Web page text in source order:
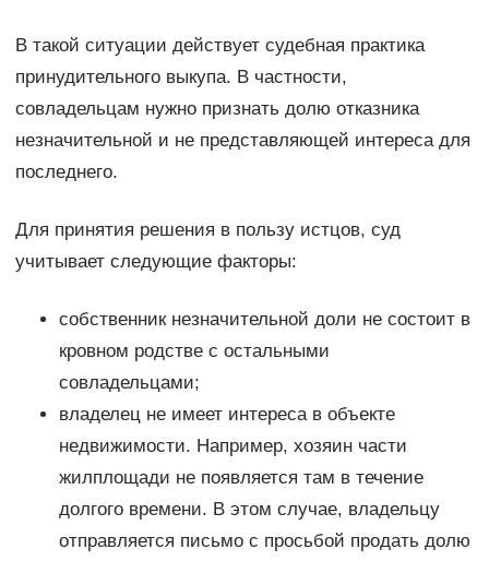
В такой ситуации действует судебная практика
принудительного выкупа. В частности,
совладельцам нужно признать долю отказника
незначительной и не представляющей интереса для
последнего.
Для принятия решения в пользу истцов, суд
учитывает следующие факторы:
собственник незначительной доли не состоит в
кровном родстве с остальными
совладельцами;
владелец не имеет интереса в объекте
недвижимости. Например, хозяин части
жилплощади не появляется там в течение
долгого времени. В этом случае, владельцу
отправляется письмо с просьбой продать долю